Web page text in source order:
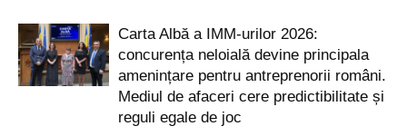
Carta Albă a IMM-urilor 2026:
concurența neloială devine principala
amenințare pentru antreprenorii români.
Mediul de afaceri cere predictibilitate și
reguli egale de joc